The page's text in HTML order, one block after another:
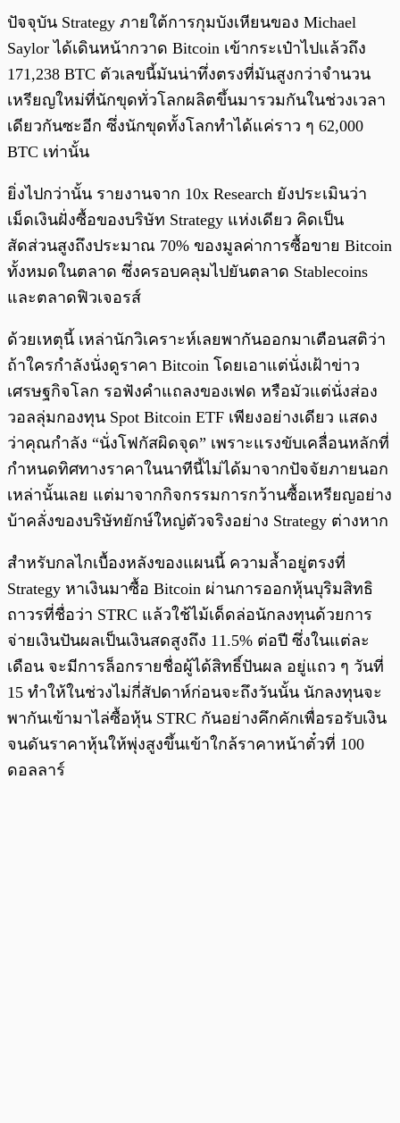
ปัจจุบัน Strategy ภายใต้การกุมบังเหียนของ Michael
Saylor ได้เดินหน้ากวาด Bitcoin เข้ากระเป๋าไปแล้วถึง
171,238 BTC ตัวเลขนี้มันน่าทึ่งตรงที่มันสูงกว่าจำนวน
เหรียญใหม่ที่นักขุดทั่วโลกผลิตขึ้นมารวมกันในช่วงเวลา
เดียวกันซะอีก ซึ่งนักขุดทั้งโลกทำได้แค่ราว ๆ 62,000
BTC เท่านั้น
ยิ่งไปกว่านั้น รายงานจาก 10x Research ยังประเมินว่า
เม็ดเงินฝั่งซื้อของบริษัท Strategy แห่งเดียว คิดเป็น
สัดส่วนสูงถึงประมาณ 70% ของมูลค่าการซื้อขาย Bitcoin
ทั้งหมดในตลาด ซึ่งครอบคลุมไปยันตลาด Stablecoins
และตลาดฟิวเจอรส์
ด้วยเหตุนี้ เหล่านักวิเคราะห์เลยพากันออกมาเตือนสติว่า
ถ้าใครกำลังนั่งดูราคา Bitcoin โดยเอาแต่นั่งเฝ้าข่าว
เศรษฐกิจโลก รอฟังคำแถลงของเฟด หรือมัวแต่นั่งส่อง
วอลลุ่มกองทุน Spot Bitcoin ETF เพียงอย่างเดียว แสดง
ว่าคุณกำลัง “นั่งโฟกัสผิดจุด” เพราะแรงขับเคลื่อนหลักที่
กำหนดทิศทางราคาในนาทีนี้ไม่ได้มาจากปัจจัยภายนอก
เหล่านั้นเลย แต่มาจากกิจกรรมการกว้านซื้อเหรียญอย่าง
บ้าคลั่งของบริษัทยักษ์ใหญ่ตัวจริงอย่าง Strategy ต่างหาก
สำหรับกลไกเบื้องหลังของแผนนี้ ความล้ำอยู่ตรงที่
Strategy หาเงินมาซื้อ Bitcoin ผ่านการออกหุ้นบุริมสิทธิ
ถาวรที่ชื่อว่า STRC แล้วใช้ไม้เด็ดล่อนักลงทุนด้วยการ
จ่ายเงินปันผลเป็นเงินสดสูงถึง 11.5% ต่อปี ซึ่งในแต่ละ
เดือน จะมีการล็อกรายชื่อผู้ได้สิทธิ์ปันผล อยู่แถว ๆ วันที่
15 ทำให้ในช่วงไม่กี่สัปดาห์ก่อนจะถึงวันนั้น นักลงทุนจะ
พากันเข้ามาไล่ซื้อหุ้น STRC กันอย่างคึกคักเพื่อรอรับเงิน
จนดันราคาหุ้นให้พุ่งสูงขึ้นเข้าใกล้ราคาหน้าตั๋วที่ 100
ดอลลาร์